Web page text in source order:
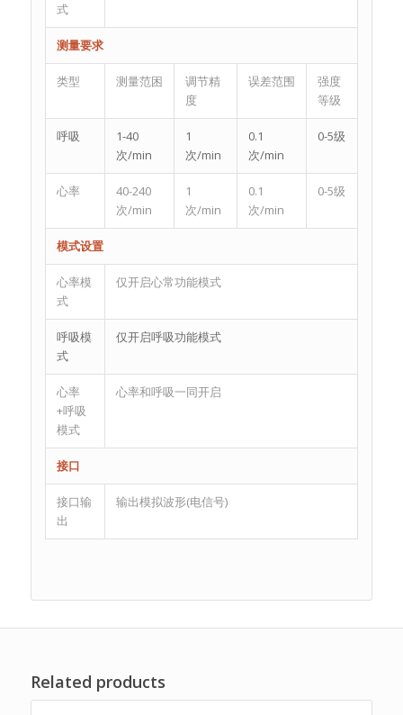
式
测量要求
类型 测量范困
调节精
度
误差范围
强度
等级
呼吸
1-40
次/min
1
次/min
0.1
次/min
0-5级
心率
40-240
次/min
1
次/min
0.1
次/min
0-5级
模式设置
心率模
式
仅开启心常功能模式
呼吸模
式
仅开启呼吸功能模式
心率
+呼吸
模式
心率和呼吸一同开启
接口
接口输
出
输出模拟波形(电信号)
Related products